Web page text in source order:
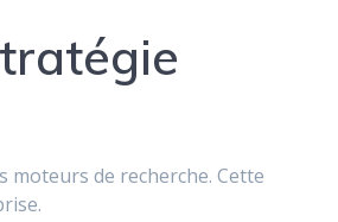
moteurs de recherche. Cette